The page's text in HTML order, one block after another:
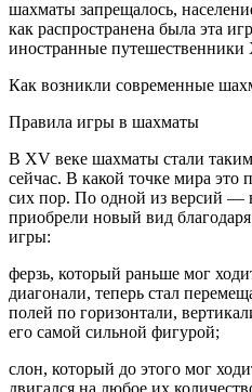
шахматы запрещалось,
как распространена была эта
иностранные путешественники
Как возникли современные
Правила игры в шахматы
В XV веке шахматы стали
сейчас. В какой точке мира это
сих пор. По одной из версий
приобрели новый вид
игры:
ферзь, который раньше мог
диагонали, теперь стал
полей по горизонтали,
его самой сильной фигурой;
слон, который до этого мог
двигался на любое их